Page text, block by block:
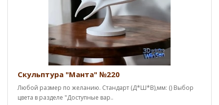
Скульптура "Манта" №220
Любой размер по желанию. Стандарт (Д*Ш*В),мм: () Выбор
цвета в разделе "Доступные вар..